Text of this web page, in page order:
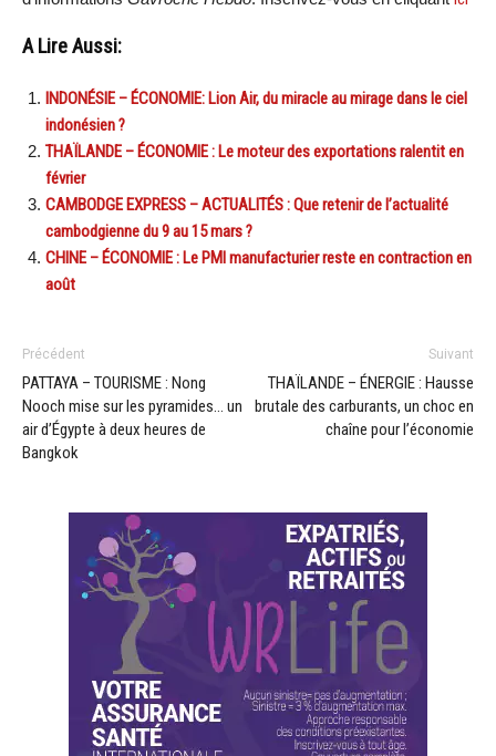
A Lire Aussi:
INDONÉSIE – ÉCONOMIE: Lion Air, du miracle au mirage dans le ciel
indonésien ?
THAÏLANDE – ÉCONOMIE : Le moteur des exportations ralentit en
février
CAMBODGE EXPRESS – ACTUALITÉS : Que retenir de l’actualité
cambodgienne du 9 au 15 mars ?
CHINE – ÉCONOMIE : Le PMI manufacturier reste en contraction en
août
Précédent
PATTAYA – TOURISME : Nong
Nooch mise sur les pyramides… un
air d’Égypte à deux heures de
Bangkok
Suivant
THAÏLANDE – ÉNERGIE : Hausse
brutale des carburants, un choc en
chaîne pour l’économie